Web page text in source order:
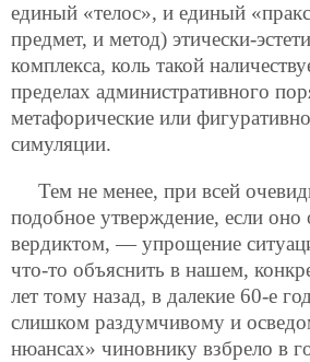
единый «телос», и единый
предмет, и метод) этически-
комплекса, коль такой
пределах административного
метафорические или
симуляции.
Тем не менее, при всей
подобное утверждение, если оно
вердиктом, — упрощение
что-то объяснить в нашем,
лет тому назад, в далекие 60-е
слишком раздумчивому и
нюансах» чиновнику взбрело в